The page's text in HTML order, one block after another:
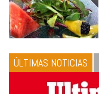
ÚLTIMAS NOTICIAS